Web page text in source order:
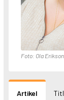
Foto: Ola
Artikel